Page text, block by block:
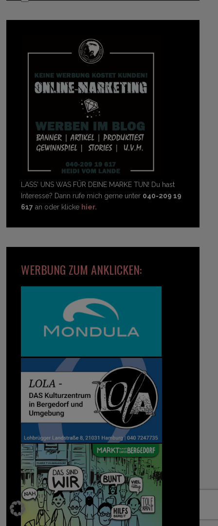
LASS' UNS WAS FÜR DEINE MARKE TUN! Du hast
Interesse? Dann rufe mich gerne unter 040-209 19
617 an oder klicke hier.
WERBUNG ZUM ANKLICKEN: